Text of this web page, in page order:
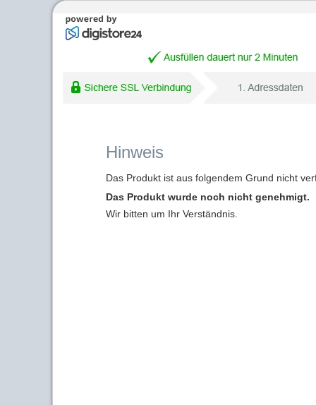
Hinweis
Das Produkt ist aus folgendem Grund nicht
Das Produkt wurde noch nicht genehmigt.
Wir bitten um Ihr Verständnis.